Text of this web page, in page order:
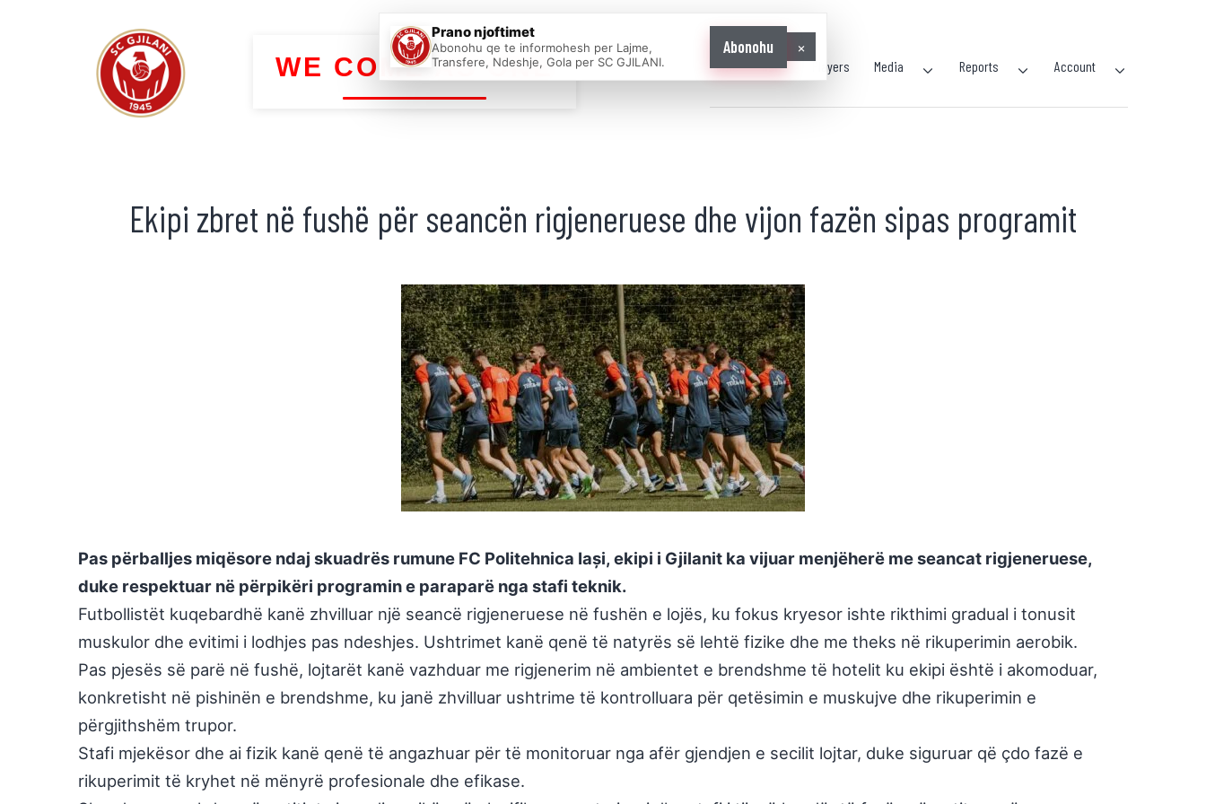
WE COME AS ONE Home News Players Media Reports Account
Ekipi zbret në fushë për seancën rigjeneruese dhe vijon fazën sipas programit
Pas përballjes miqësore ndaj skuadrës rumune FC Politehnica Iași, ekipi i Gjilanit ka vijuar menjëherë me seancat rigjeneruese,
duke respektuar në përpikëri programin e paraparë nga stafi teknik.
Futbollistët kuqebardhë kanë zhvilluar një seancë rigjeneruese në fushën e lojës, ku fokus kryesor ishte rikthimi gradual i tonusit
muskulor dhe evitimi i lodhjes pas ndeshjes. Ushtrimet kanë qenë të natyrës së lehtë fizike dhe me theks në rikuperimin aerobik.
Pas pjesës së parë në fushë, lojtarët kanë vazhduar me rigjenerim në ambientet e brendshme të hotelit ku ekipi është i akomoduar,
konkretisht në pishinën e brendshme, ku janë zhvilluar ushtrime të kontrolluara për qetësimin e muskujve dhe rikuperimin e
përgjithshëm trupor.
Stafi mjekësor dhe ai fizik kanë qenë të angazhuar për të monitoruar nga afër gjendjen e secilit lojtar, duke siguruar që çdo fazë e
rikuperimit të kryhet në mënyrë profesionale dhe efikase.
Prano njoftimet
Abonohu qe te informohesh per Lajme,
Transfere, Ndeshje, Gola per SC GJILANI.
Abonohu ×